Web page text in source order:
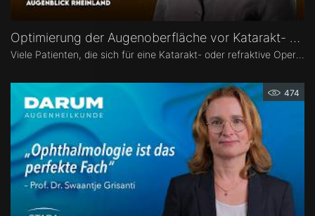
Optimierung der Augenoberfläche vor Katarakt- und Refraktiver Operation – Dr. Leonie Menghesha
474